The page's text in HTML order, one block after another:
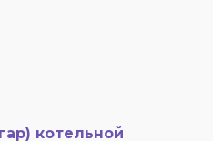
котельной